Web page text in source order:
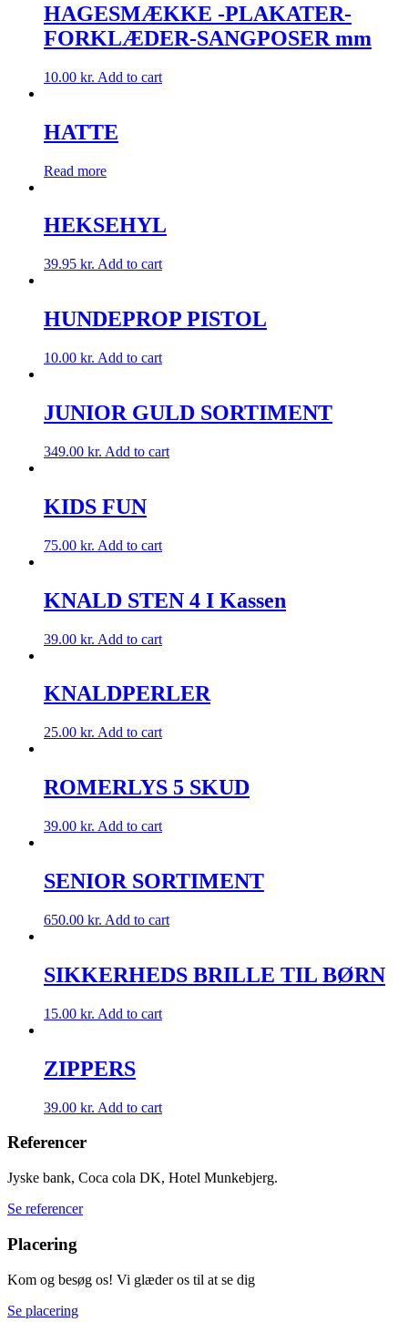
HAGESMÆKKE -PLAKATER-
FORKLÆDER-SANGPOSER mm
10.00 kr. Add to cart
HATTE
Read more
HEKSEHYL
39.95 kr. Add to cart
HUNDEPROP PISTOL
10.00 kr. Add to cart
JUNIOR GULD SORTIMENT
349.00 kr. Add to cart
KIDS FUN
75.00 kr. Add to cart
KNALD STEN 4 I Kassen
39.00 kr. Add to cart
KNALDPERLER
25.00 kr. Add to cart
ROMERLYS 5 SKUD
39.00 kr. Add to cart
SENIOR SORTIMENT
650.00 kr. Add to cart
SIKKERHEDS BRILLE TIL BØRN
15.00 kr. Add to cart
ZIPPERS
39.00 kr. Add to cart
Referencer
Jyske bank, Coca cola DK, Hotel Munkebjerg.
Se referencer
Placering
Kom og besøg os! Vi glæder os til at se dig
Se placering